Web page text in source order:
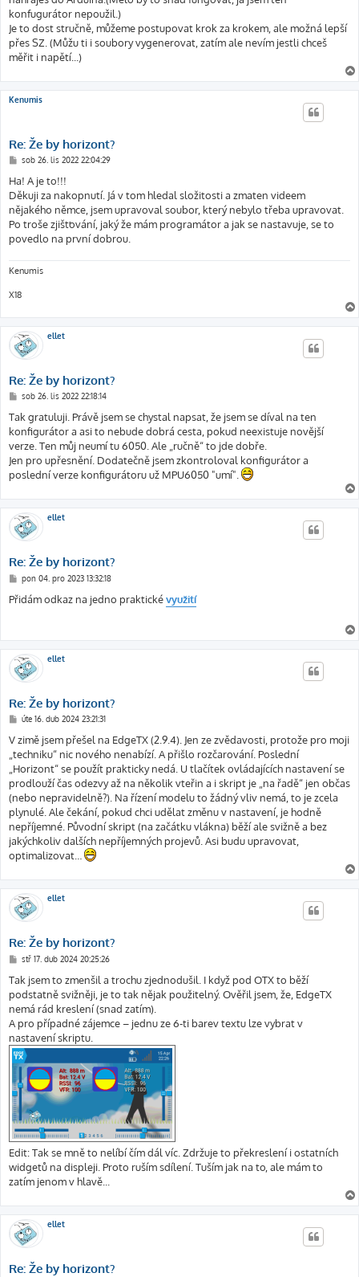
konfugurátor nepoužil.)
Je to dost stručně, můžeme postupovat krok za krokem, ale možná lepší
přes SZ. (Můžu ti i soubory vygenerovat, zatím ale nevím jestli chceš
měřit i napětí...)
Kenumis
Re: Že by horizont?
P
í
p
ě
v
e
k
sob 26. lis 2022 22:04:29
Ha! A je to!!!
Děkuji za nakopnutí. Já v tom hledal složitosti a zmaten videem
nějakého němce, jsem upravoval soubor, který nebylo třeba upravovat.
Po troše zjišťování, jaký že mám programátor a jak se nastavuje, se to
povedlo na první dobrou.
Kenumis
X18
ellet
Re: Že by horizont?
P
í
p
ě
e
k
sob 26. lis 2022 22:18:14
Tak gratuluji. Právě jsem se chystal napsat, že jsem se díval na ten
konfigurátor a asi to nebude dobrá cesta, pokud neexistuje novější
verze. Ten můj neumí tu 6050. Ale „ručně“ to jde dobře.
Jen pro upřesnění. Dodatečně jsem zkontroloval konfigurátor a
poslední verze konfigurátoru už MPU6050 "umí".
ellet
Re: Že by horizont?
P
í
s
k
pon 04. pro 2023 13:32:18
Přidám odkaz na jedno praktickévyužití
ellet
Re: Že by horizont?
P
í
p
ě
e
k
úte 16. dub 2024 23:21:31
V zimě jsem přešel na EdgeTX (2.9.4). Jen ze zvědavosti, protože pro moji
„techniku“ nic nového nenabízí. A přišlo rozčarování. Poslední
„Horizont“ se použít prakticky nedá. U tlačítek ovládajících nastavení se
prodlouží čas odezvy až na několik vteřin a i skript je „na řadě“ jen občas
(nebo nepravidelně?). Na řízení modelu to žádný vliv nemá, to je zcela
plynulé. Ale čekání, pokud chci udělat změnu v nastavení, je hodně
nepříjemné. Původní skript (na začátku vlákna) běží ale svižně a bez
jakýchkoliv dalších nepříjemných projevů. Asi budu upravovat,
optimalizovat…
ellet
Re: Že by horizont?
P
í
s
p
ě
v
e
k
stř 17. dub 2024 20:25:26
Tak jsem to zmenšil a trochu zjednodušil. I když pod OTX to běží
podstatně svižněji, je to tak nějak použitelný. Ověřil jsem, že, EdgeTX
nemá rád kreslení (snad zatím).
A pro případné zájemce – jednu ze 6-ti barev textu lze vybrat v
nastavení skriptu.
Edit: Tak se mně to nelíbí čím dál víc. Zdržuje to překreslení i ostatních
widgetů na displeji. Proto ruším sdílení. Tuším jak na to, ale mám to
zatím jenom v hlavě...
ellet
Re: Že by horizont?